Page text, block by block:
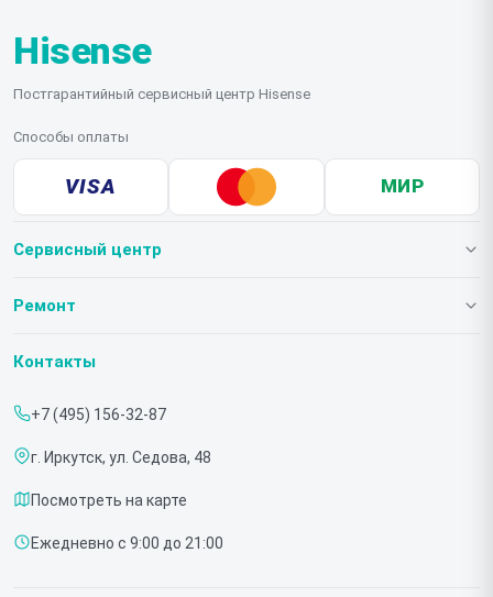
Hisense
Постгарантийный сервисный центр Hisense
Способы оплаты
VISA МИР
Сервисный центр
О нашем сервисе
Срочный ремонт
Доставка и способы оплаты
Диагностика
Контакты
Ремонт
Телевизоров
Контакты
+7 (495) 156-32-87
г. Иркутск, ул. Седова, 48
Посмотреть на карте
Ежедневно с 9:00 до 21:00